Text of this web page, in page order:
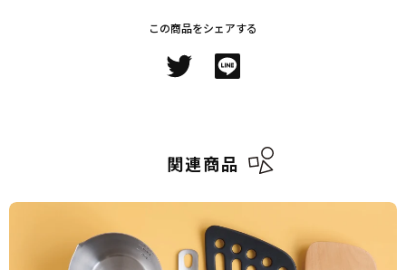
この商品をシェアする
関連商品